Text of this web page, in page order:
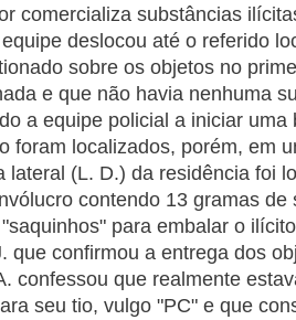
comercializa substâncias
deslocou até o referido
sobre os objetos no
e que não havia nenhuma
a equipe policial a iniciar uma
foram localizados, porém, em
lateral (L. D.) da residência foi
contendo 13 gramas de
para embalar o
que confirmou a entrega dos
confessou que realmente
seu tio, vulgo "PC" e que